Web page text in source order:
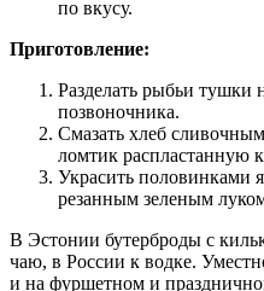
по вкусу.
Приготовление:
Разделать рыбьи тушки
позвоночника.
Смазать хлеб
ломтик распластанную
Украсить половинками
резанным зеленым
В Эстонии бутерброды с
чаю, в России к водке.
и на фуршетном и